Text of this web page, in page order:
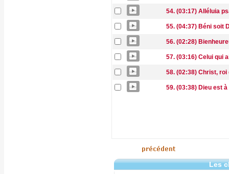
54. (03:17) Alléluia
55. (04:37) Béni soit
56. (02:28)
57. (03:16) Celui qui
58. (02:38) Christ, roi
59. (03:38) Dieu est
Les